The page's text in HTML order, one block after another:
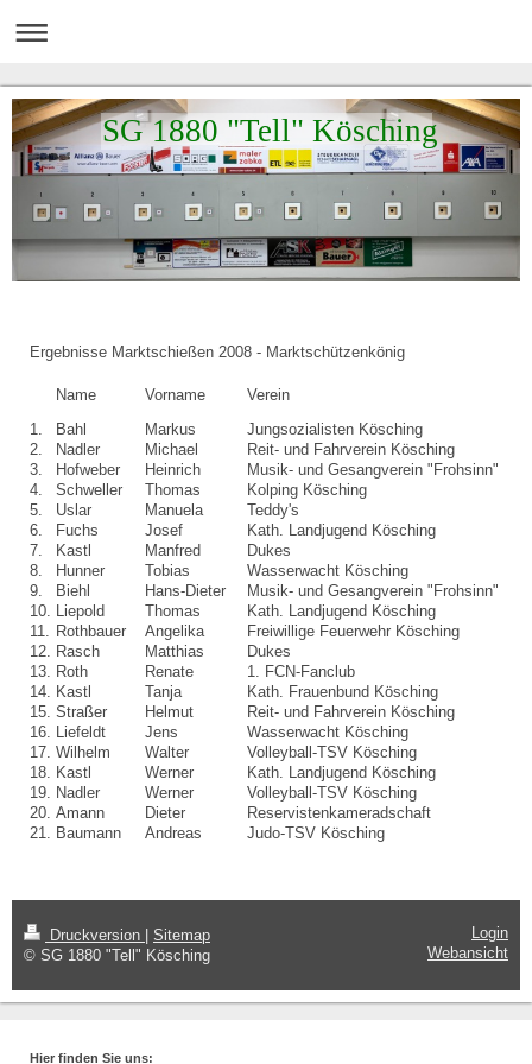
SG 1880 "Tell" Kösching
Ergebnisse Marktschießen 2008 - Marktschützenkönig
Name Vorname Verein
1. Bahl Markus
Jungsozialisten Kösching
2.
Nadler Michael
Reit- und Fahrverein Kösching
3.
Hofweber Heinrich
Musik- und Gesangverein "Frohsinn"
4.
Schweller Thomas
Kolping Kösching
5.
Uslar Manuela
Teddy's
6.
Fuchs Josef
Kath. Landjugend Kösching
7.
Kastl Manfred
Dukes
8.
Hunner Tobias
Wasserwacht Kösching
9.
Biehl Hans-Dieter
Musik- und Gesangverein "Frohsinn"
10.
Liepold Thomas
Kath. Landjugend Kösching
11.
Rothbauer Angelika
Freiwillige Feuerwehr Kösching
12.
Rasch Matthias
Dukes
13.
Roth Renate
1. FCN-Fanclub
14.
Kastl Tanja
Kath. Frauenbund Kösching
15. Straßer Helmut
Reit- und Fahrverein Kösching
16.
Liefeldt Jens
Wasserwacht Kösching
17. Wilhelm Walter
Volleyball-TSV Kösching
18.
Kastl Werner
Kath. Landjugend Kösching
19.
Nadler Werner
Volleyball-TSV Kösching
20. Amann Dieter
Reservistenkameradschaft
21.
Baumann Andreas Judo-TSV Kösching
Druckversion
Sitemap
© SG 1880 "Tell" Kösching
Login
Webansicht
Hier finden Sie uns: